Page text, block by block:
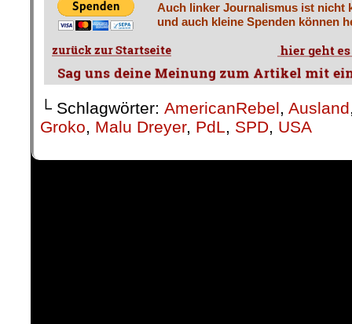
Auch linker Journalismus ist nicht
und auch kleine Spenden können
└ Schlagwörter: AmericanRebel, Ausland
Groko, Malu Dreyer, PdL, SPD, USA